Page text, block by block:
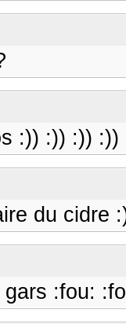
:)) :)) :)) :))
du cidre
:fou: